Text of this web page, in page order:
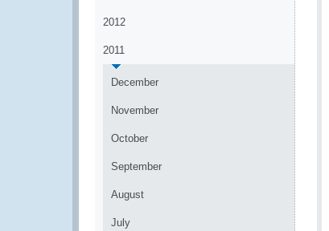
2012
2011
December
November
October
September
August
July